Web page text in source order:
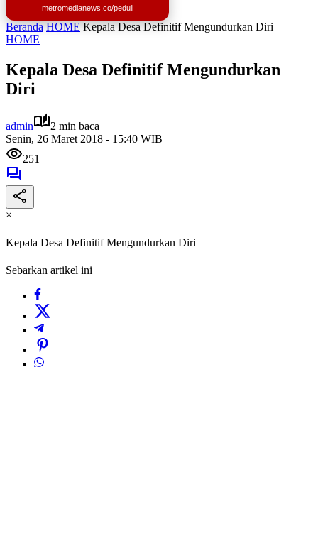
metromedianews.co/peduli
Beranda HOME Kepala Desa Definitif Mengundurkan Diri
HOME
Kepala Desa Definitif Mengundurkan
Diri
admin
2 min baca
Senin, 26 Maret 2018 - 15:40 WIB
251
×
Kepala Desa Definitif Mengundurkan Diri
Sebarkan artikel ini